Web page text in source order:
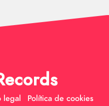
legal Política de cookies